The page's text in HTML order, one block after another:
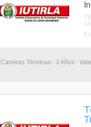
Carreras Técnicas - 3 Años -